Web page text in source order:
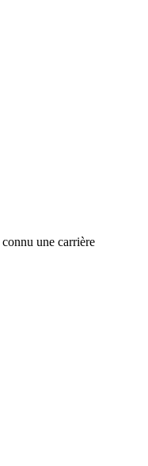
une carrière